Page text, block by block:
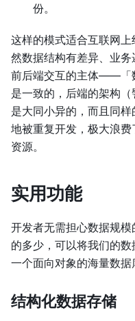
份。
这样的模式适合互联网
然数据结构有差异、业
前后端交互的主体——「
是一致的，后端的架构
是大同小异的，而且同
地被重复开发，极大浪
资源。
实用功能
开发者无需担心数据规
的多少，可以将我们的
一个面向对象的海量数据
结构化数据存储